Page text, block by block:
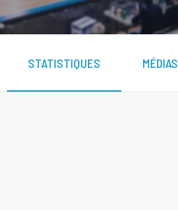
STATISTIQUES MÉDIAS